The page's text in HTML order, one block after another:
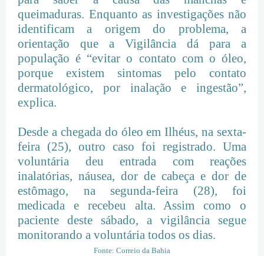
queimaduras. Enquanto as investigações não
identificam a origem do problema, a
orientação que a Vigilância dá para a
população é “evitar o contato com o óleo,
porque existem sintomas pelo contato
dermatológico, por inalação e ingestão”,
explica.
Desde a chegada do óleo em Ilhéus, na sexta-
feira (25), outro caso foi registrado. Uma
voluntária deu entrada com reações
inalatórias, náusea, dor de cabeça e dor de
estômago, na segunda-feira (28), foi
medicada e recebeu alta. Assim como o
paciente deste sábado, a vigilância segue
monitorando a voluntária todos os dias.
Fonte: Correio da Bahia